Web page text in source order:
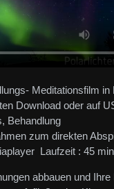
Meditationsfilm
Download oder auf
Behandlung
zum direkten
Laufzeit : 45
abbauen und